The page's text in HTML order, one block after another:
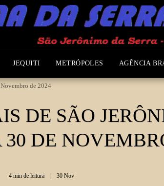
JEQUITI METRÓPOLES AGÊNCIA
de 2024
DE SÃO
DE
4 min de leitura 30Nov